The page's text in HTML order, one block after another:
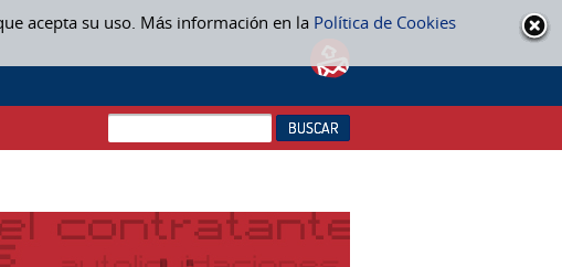
acepta su uso. Más información en la Política de Cookies